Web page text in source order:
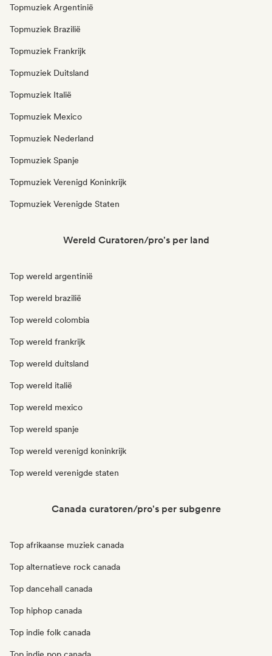
Topmuziek Argentinië
Topmuziek Brazilië
Topmuziek Frankrijk
Topmuziek Duitsland
Topmuziek Italië
Topmuziek Mexico
Topmuziek Nederland
Topmuziek Spanje
Topmuziek Verenigd Koninkrijk
Topmuziek Verenigde Staten
Wereld Curatoren/pro's per land
Top wereld argentinië
Top wereld brazilië
Top wereld colombia
Top wereld frankrijk
Top wereld duitsland
Top wereld italië
Top wereld mexico
Top wereld spanje
Top wereld verenigd koninkrijk
Top wereld verenigde staten
Canada curatoren/pro's per subgenre
Top afrikaanse muziek canada
Top alternatieve rock canada
Top dancehall canada
Top hiphop canada
Top indie folk canada